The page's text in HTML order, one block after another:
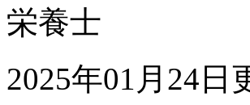
栄養士
2025年01月24日